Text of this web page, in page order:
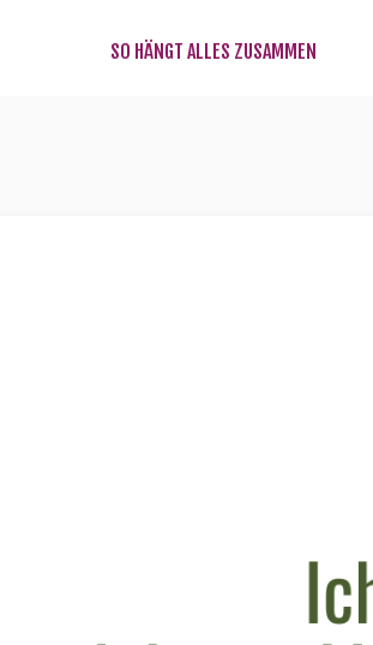
SO HÄNGT ALLES ZUSAMMEN